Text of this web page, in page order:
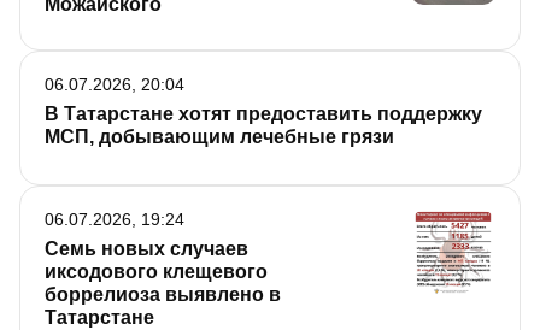
Можайского
В Татарстане хотят предоставить поддержку
МСП, добывающим лечебные грязи
06.07.2026, 20:04
Семь новых случаев
иксодового клещевого
боррелиоза выявлено в
Татарстане
06.07.2026, 19:24